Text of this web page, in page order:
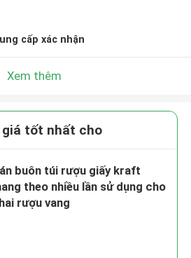
cấp xác nhận
Xem thêm
giá tốt nhất cho
buôn túi rượu giấy kraft
theo nhiều lần sử dụng cho
rượu vang